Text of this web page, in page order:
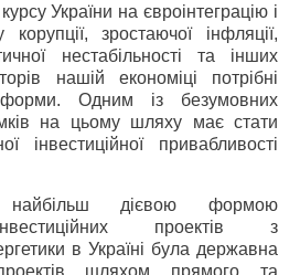
України на євроінтеграцію і
зростаючої інфляції,
нестабільності та інших
нашій економіці потрібні
Одним із безумовних
на цьому шляху має стати
інвестиційної привабливості
дієвою формою
проектів з
в Україні була державна
шляхом прямого та